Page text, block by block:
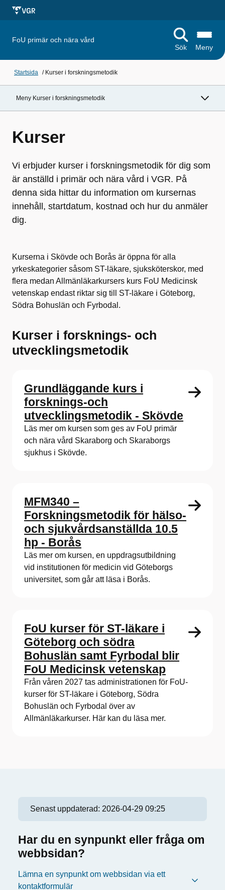
FoU primär och nära vård
Sök
Meny
Startsida / Kurser i forskningsmetodik
Meny Kurser i forskningsmetodik
Kurser
Vi erbjuder kurser i forskningsmetodik för dig som
är anställd i primär och nära vård i VGR. På
denna sida hittar du information om kursernas
innehåll, startdatum, kostnad och hur du anmäler
dig.
Kurserna i Skövde och Borås är öppna för alla
yrkeskategorier såsom ST-läkare, sjuksköterskor, med
flera medan Allmänläkarkursers kurs FoU Medicinsk
vetenskap endast riktar sig till ST-läkare i Göteborg,
Södra Bohuslän och Fyrbodal.
Kurser i forsknings- och
utvecklingsmetodik
Grundläggande kurs i
forsknings-och
utvecklingsmetodik - Skövde
Läs mer om kursen som ges av FoU primär
och nära vård Skaraborg och Skaraborgs
sjukhus i Skövde.
MFM340 –
Forskningsmetodik för hälso-
och sjukvårdsanställda 10.5
hp - Borås
Läs mer om kursen, en uppdragsutbildning
vid institutionen för medicin vid Göteborgs
universitet, som går att läsa i Borås.
FoU kurser för ST-läkare i
Göteborg och södra
Bohuslän samt Fyrbodal blir
FoU Medicinsk vetenskap
Från våren 2027 tas administrationen för FoU-
kurser för ST-läkare i Göteborg, Södra
Bohuslän och Fyrbodal över av
Allmänläkarkurser. Här kan du läsa mer.
Senast uppdaterad: 2026-04-29 09:25
Har du en synpunkt eller fråga om
webbsidan?
Lämna en synpunkt om webbsidan via ett
kontaktformulär